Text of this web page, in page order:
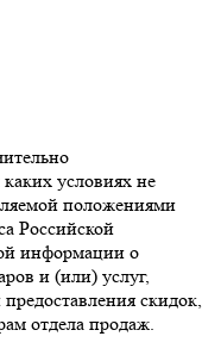
условиях не
положениями
Российской
информации о
и (или) услуг,
скидок,
отдела продаж.